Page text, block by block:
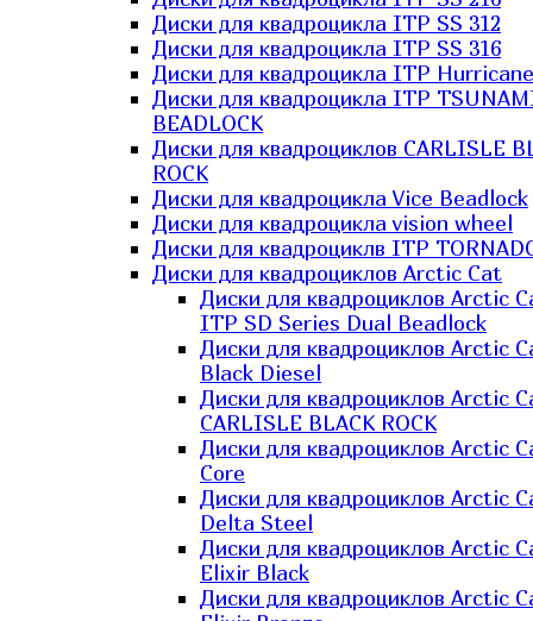
Диски для квадроцикла ITP SS 312
Диски для квадроцикла ITP SS 316
Диски для квадроцикла ITP Hurricane
Диски для квадроцикла ITP
BEADLOCK
Диски для квадроциклов CARLISLE
ROCK
Диски для квадроцикла Vice Beadlock
Диски для квадроцикла vision wheel
Диски для квадроциклв ITP
Диски для квадроциклов Arctic Cat
Диски для квадроциклов Arctic
ITP SD Series Dual Beadlock
Диски для квадроциклов Arctic
Black Diesel
Диски для квадроциклов Arctic
CARLISLE BLACK ROCK
Диски для квадроциклов Arctic
Core
Диски для квадроциклов Arctic
Delta Steel
Диски для квадроциклов Arctic
Elixir Black
Диски для квадроциклов Arctic